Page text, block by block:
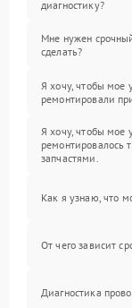
диагностику?
Мне нужен
сделать?
Я хочу, чтобы мое
ремонтировали
Я хочу, чтобы мое
ремонтировалось
запчастями.
Как я узнаю, что
От чего зависит
Диагностика